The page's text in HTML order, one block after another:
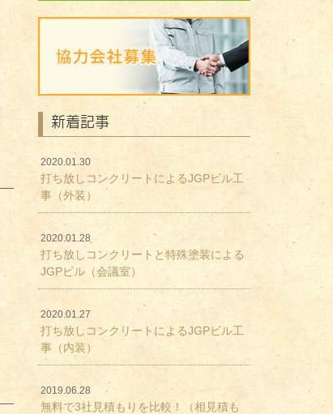
新着記事
2020.01.30
打ち放しコンクリートによるJGPビル工
事（外装）
2020.01.28
打ち放しコンクリートと特殊塗装による
JGPビル（会議室）
2020.01.27
打ち放しコンクリートによるJGPビル工
事（内装）
2019.06.28
無料で3社見積もりを比較！（相見積も